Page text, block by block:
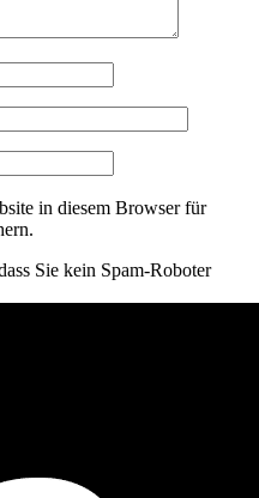
in diesem Browser für
Sie kein Spam-Roboter